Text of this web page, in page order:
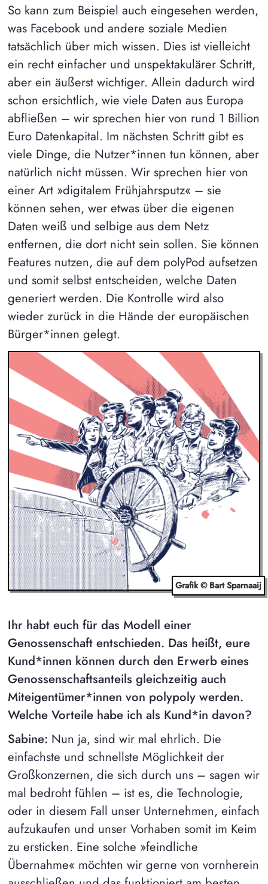
So kann zum Beispiel auch eingesehen werden,
was Facebook und andere soziale Medien
tatsächlich über mich wissen. Dies ist vielleicht
ein recht einfacher und unspektakulärer Schritt,
aber ein äußerst wichtiger. Allein dadurch wird
schon ersichtlich, wie viele Daten aus Europa
abfließen – wir sprechen hier von rund 1 Billion
Euro Datenkapital. Im nächsten Schritt gibt es
viele Dinge, die Nutzer*innen tun können, aber
natürlich nicht müssen. Wir sprechen hier von
einer Art »digitalem Frühjahrsputz« – sie
können sehen, wer etwas über die eigenen
Daten weiß und selbige aus dem Netz
entfernen, die dort nicht sein sollen. Sie können
Features nutzen, die auf dem polyPod aufsetzen
und somit selbst entscheiden, welche Daten
generiert werden. Die Kontrolle wird also
wieder zurück in die Hände der europäischen
Bürger*innen gelegt.
Grafik © Bart Sparnaaij
Ihr habt euch für das Modell einer
Genossenschaft entschieden. Das heißt, eure
Kund*innen können durch den Erwerb eines
Genossenschaftsanteils gleichzeitig auch
Miteigentümer*innen von polypoly werden.
Welche Vorteile habe ich als Kund*in davon?
Sabine: Nun ja, sind wir mal ehrlich. Die
einfachste und schnellste Möglichkeit der
Großkonzernen, die sich durch uns – sagen wir
mal bedroht fühlen – ist es, die Technologie,
oder in diesem Fall unser Unternehmen, einfach
aufzukaufen und unser Vorhaben somit im Keim
zu ersticken. Eine solche »feindliche
Übernahme« möchten wir gerne von vornherein